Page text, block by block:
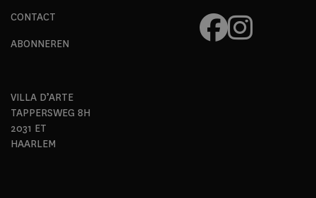
CONTACT
ABONNEREN
VILLA D’ARTE
TAPPERSWEG 8H
2031 ET
HAARLEM